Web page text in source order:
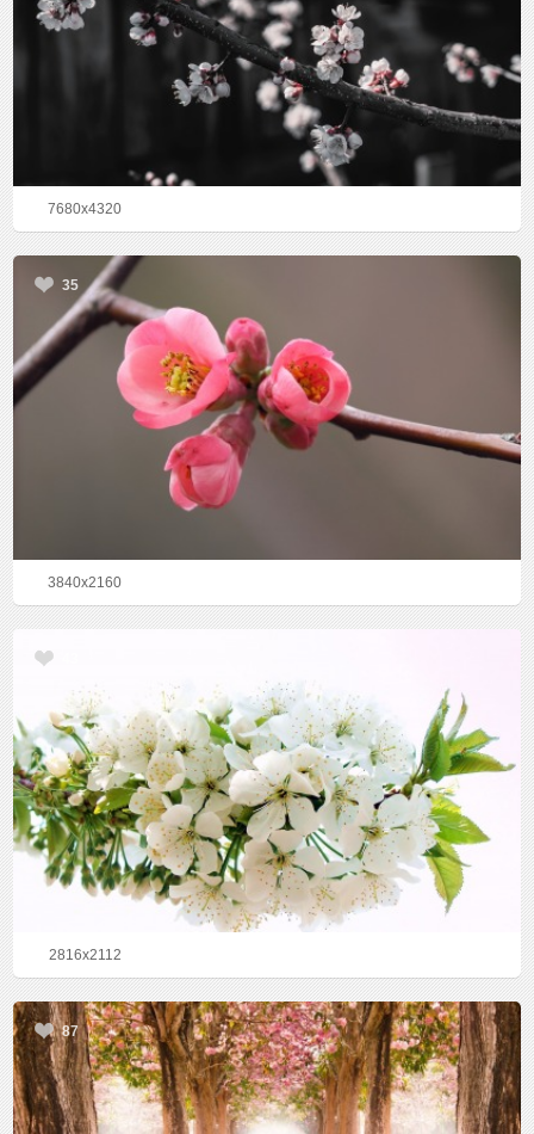
7680x4320
35
3840x2160
2816x2112
87